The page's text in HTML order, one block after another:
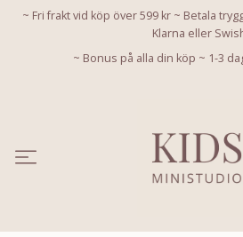
~ Fri frakt vid köp över 599 kr ~ Betala
Klarna eller
~ Bonus på alla din köp ~ 1-3